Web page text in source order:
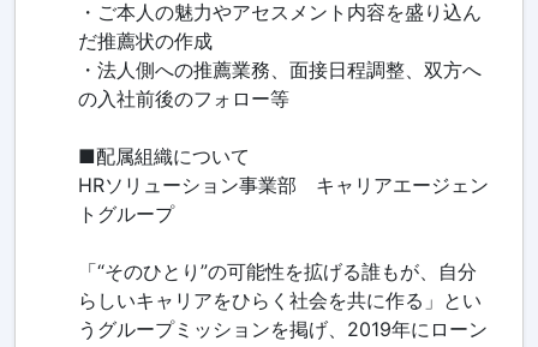
・ご本人の魅力やアセスメント内容を盛り込ん
だ推薦状の作成
・法人側への推薦業務、面接日程調整、双方へ
の入社前後のフォロー等
■配属組織について
HRソリューション事業部 キャリアエージェン
トグループ
「“そのひとり”の可能性を拡げる誰もが、自分
らしいキャリアをひらく社会を共に作る」とい
うグループミッションを掲げ、2019年にローン